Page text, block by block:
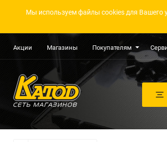
Мы используем файлы cookies для Вашего
Акции Магазины Покупателям